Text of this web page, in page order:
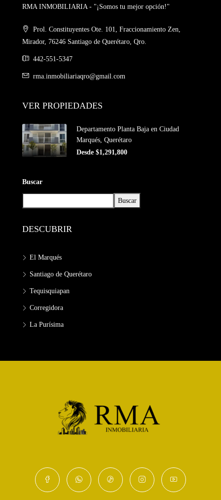
RMA INMOBILIARIA - "¡Somos tu mejor opción!"
Prol. Constituyentes Ote. 101, Fraccionamiento Zen,
Mirador, 76246 Santiago de Querétaro, Qro.
442-551-5347
rma.inmobiliariaqro@gmail.com
VER PROPIEDADES
Departamento Planta Baja en Ciudad
Marqués, Querétaro
Desde $1,291,800
Buscar
Buscar
DESCUBRIR
El Marqués
Santiago de Querétaro
Tequisquiapan
Corregidora
La Purísima